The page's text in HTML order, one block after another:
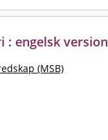
engelsk version
(MSB)